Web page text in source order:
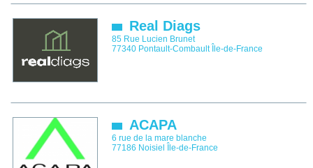
Real Diags
85 Rue Lucien Brunet
77340 Pontault-Combault Île-de-France
ACAPA
6 rue de la mare blanche
77186 Noisiel Île-de-France